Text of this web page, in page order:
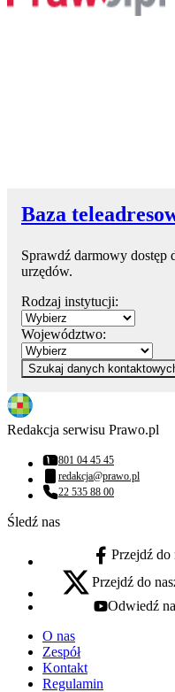
Baza
Sprawdź darmowy dostęp
urzędów.
Rodzaj instytucji:
Województwo:
Szukaj danych
Redakcja serwisu Prawo.pl
Numer telefonu:
801 04 45 45
Adres email:
redakcja@prawo.pl
Numer telefonu:
22 535 88 00
Śledź nas
facebook - otwiera
Przejdź do
x - otwiera się w nowej
Przejdź do
youtube - otwiera
Odwiedź
O nas
Zespół
Kontakt
Regulamin